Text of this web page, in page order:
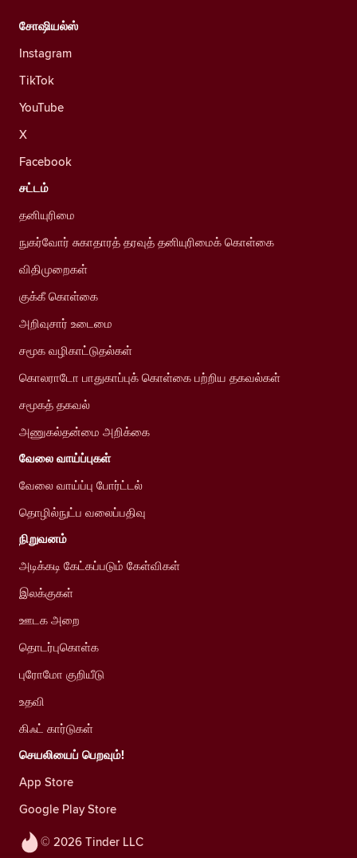
© 2026 Tinder LLC
சோஷியல்ஸ்
Instagram
TikTok
YouTube
X
Facebook
சட்டம்
தனியுரிமை
நுகர்வோர் சுகாதாரத் தரவுத் தனியுரிமைக் கொள்கை
விதிமுறைகள்
குக்கீ கொள்கை
அறிவுசார் உடைமை
சமூக வழிகாட்டுதல்கள்
கொலராடோ பாதுகாப்புக் கொள்கை பற்றிய தகவல்கள்
சமூகத் தகவல்
அணுகல்தன்மை அறிக்கை
வேலை வாய்ப்புகள்
வேலை வாய்ப்பு போர்ட்டல்
தொழில்நுட்ப வலைப்பதிவு
நிறுவனம்
அடிக்கடி கேட்கப்படும் கேள்விகள்
இலக்குகள்
ஊடக அறை
தொடர்புகொள்க
புரோமோ குறியீடு
உதவி
கிஃட் கார்டுகள்
செயலியைப் பெறவும்!
App Store
Google Play Store